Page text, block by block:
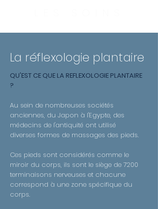
La réflexologie plantaire
QU'EST CE QUE LA REFLEXOLOGIE PLANTAIRE
?
Au sein de nombreuses sociétés
anciennes, du Japon à l'Egypte, des
médecins de l'antiquité ont utilisé
diverses formes de massages des pieds.
Ces pieds sont considérés comme le
miroir du corps, ils sont le siège de 7200
terminaisons nerveuses et chacune
correspond à une zone spécifique du
corps.